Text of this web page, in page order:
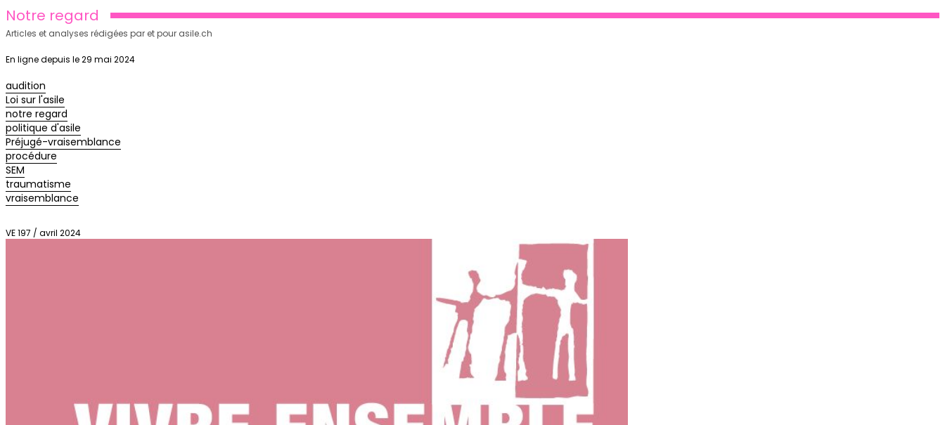
Notre regard
Articles et analyses rédigées par et pour asile.ch
En ligne depuis le 29 mai 2024
audition
Loi sur l'asile
notre regard
politique d'asile
Préjugé-vraisemblance
procédure
SEM
traumatisme
vraisemblance
VE 197 / avril 2024